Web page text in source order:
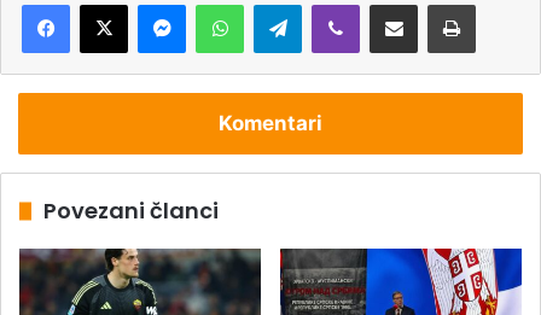
Telegram
Komentari
Povezani članci